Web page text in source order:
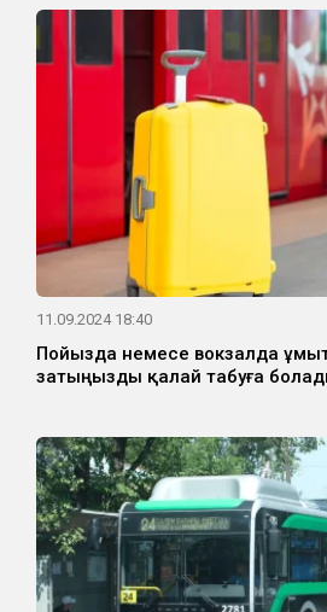
11.09.2024 18:40
Пойызда немесе вокзалда
затыңызды қалай табуға